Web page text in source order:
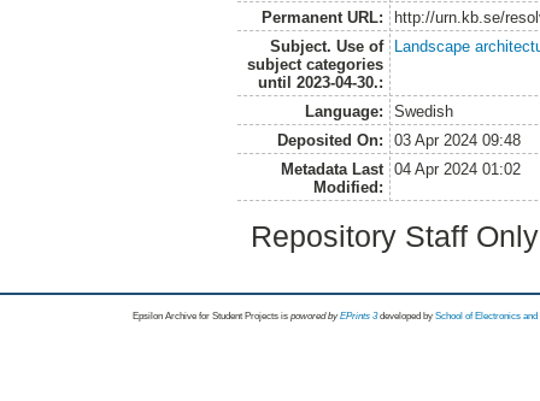
Permanent URL:
http://urn.kb.se/
Subject. Use of
subject categories
until 2023-04-30.:
Landscape
Language:
Swedish
Deposited On:
03 Apr 2024 09:48
Metadata Last
Modified:
04 Apr 2024 01:02
Repository Staff
Epsilon Archive for Student Projects is powored byEPrints 3 developed by School of Electronics